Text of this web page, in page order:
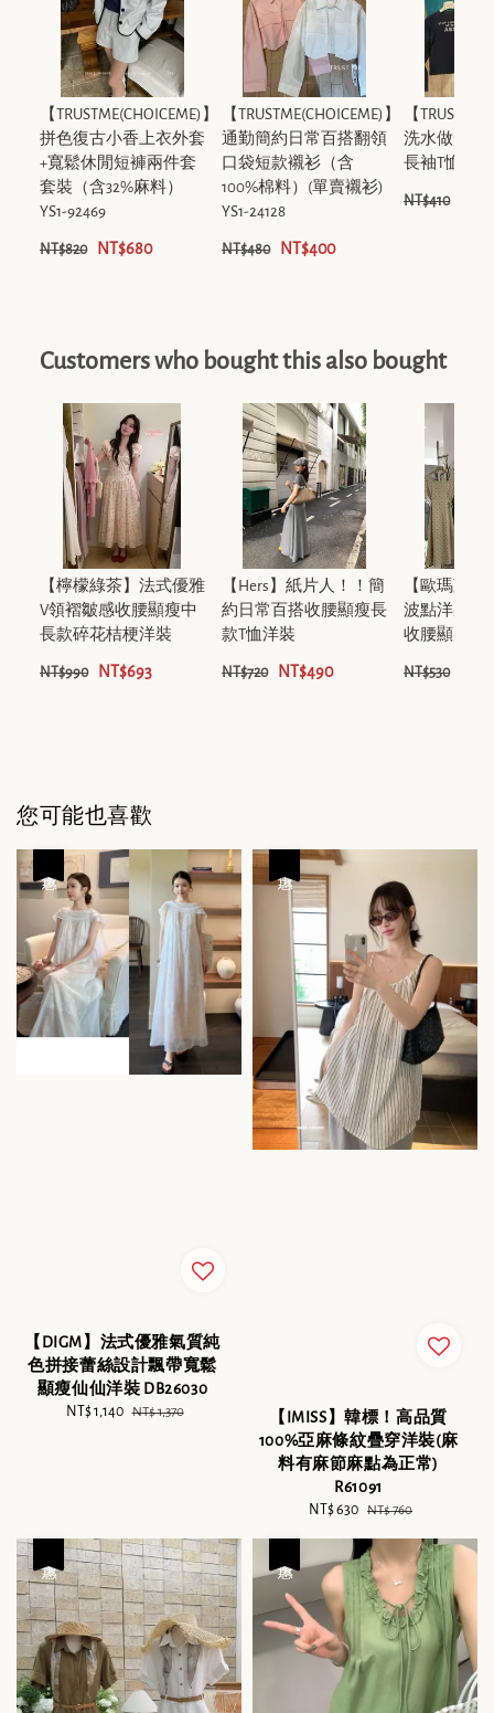
【TRUSTME(CHOICEME)】
拼色復古小香上衣外套
+寬鬆休閒短褲兩件套
套裝（含32%麻料）
YS1-92469
NT$820 NT$680
【TRUSTME(CHOICEME)】
通勤簡約日常百搭翻領
口袋短款襯衫（含
100%棉料）(單賣襯衫)
YS1-24128
NT$480 NT$400
【
洗水做舊字
長袖T恤 YS1-
NT$410
Customers who bought this also bought
【檸檬綠茶】法式優雅
V領褶皺感收腰顯瘦中
長款碎花桔梗洋裝
NT$990 NT$693
【Hers】紙片人！！簡
約日常百搭收腰顯瘦長
款T恤洋裝
NT$720 NT$490
【歐瑪萊
波點洋裝夏
收腰顯瘦長
NT$530
您可能也喜歡
【DIGM】法式優雅氣質純
色拼接蕾絲設計飄帶寬鬆
顯瘦仙仙洋裝 DB26030
Sale
NT$ 1,140 Regular
NT$ 1,370
【IMISS】韓標！高品質
100%亞麻條紋疊穿洋裝(麻
料有麻節麻點為正常)
R61091
Sale
NT$ 630 Regular
NT$ 760